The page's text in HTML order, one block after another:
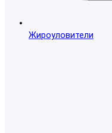
Жироуловители